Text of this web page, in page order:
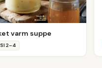
varm suppe
2–4